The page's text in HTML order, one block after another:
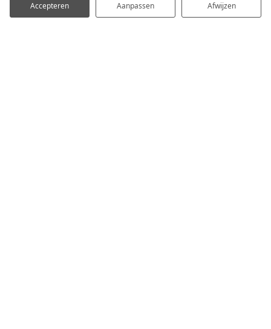
Accepteren Aanpassen Afwijzen